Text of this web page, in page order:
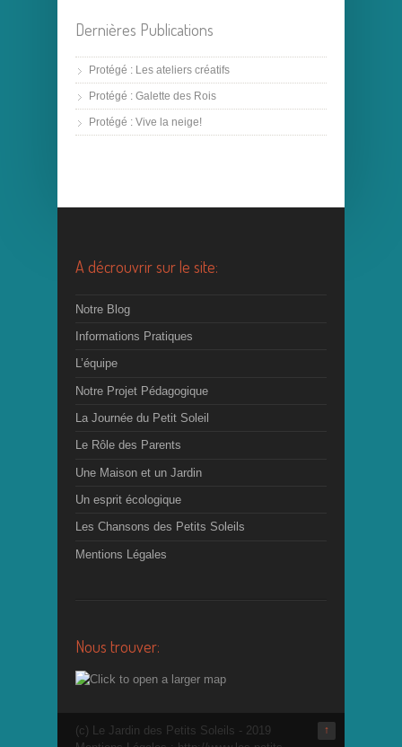
Dernières Publications
Protégé : Les ateliers créatifs
Protégé : Galette des Rois
Protégé : Vive la neige!
A décrouvrir sur le site:
Notre Blog
Informations Pratiques
L’équipe
Notre Projet Pédagogique
La Journée du Petit Soleil
Le Rôle des Parents
Une Maison et un Jardin
Un esprit écologique
Les Chansons des Petits Soleils
Mentions Légales
Nous trouver:
↑
(c) Le Jardin des Petits Soleils - 2019